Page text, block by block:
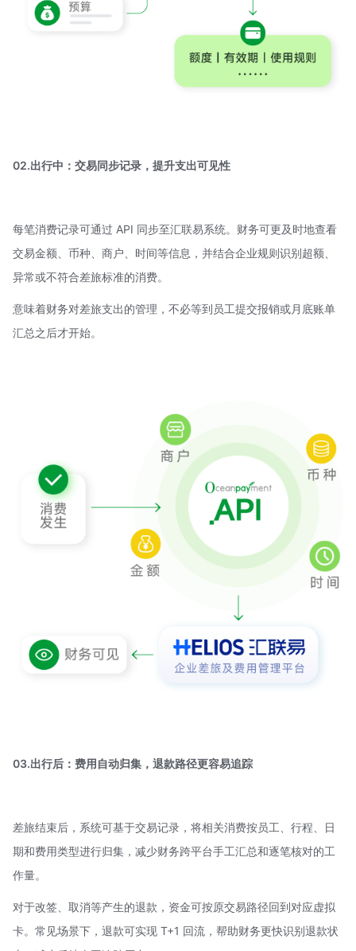
02.出行中：交易同步记录，提升支出可见性
每笔消费记录可通过 API 同步至汇联易系统。财务可更及时地查看
交易金额、币种、商户、时间等信息，并结合企业规则识别超额、
异常或不符合差旅标准的消费。
意味着财务对差旅支出的管理，不必等到员工提交报销或月底账单
汇总之后才开始。
03.出行后：费用自动归集，退款路径更容易追踪
差旅结束后，系统可基于交易记录，将相关消费按员工、行程、日
期和费用类型进行归集，减少财务跨平台手工汇总和逐笔核对的工
作量。
对于改签、取消等产生的退款，资金可按原交易路径回到对应虚拟
卡。常见场景下，退款可实现 T+1 回流，帮助财务更快识别退款状